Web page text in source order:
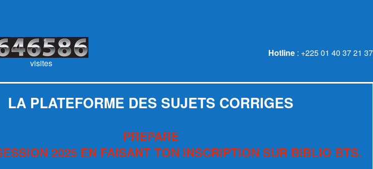
visites
Hotline : +225 01 40 37 21 37
LA PLATEFORME DES SUJETS CORRIGES
PREPARE
2025 EN FAISANT TON INSCRIPTION SUR BIBLIO BTS.